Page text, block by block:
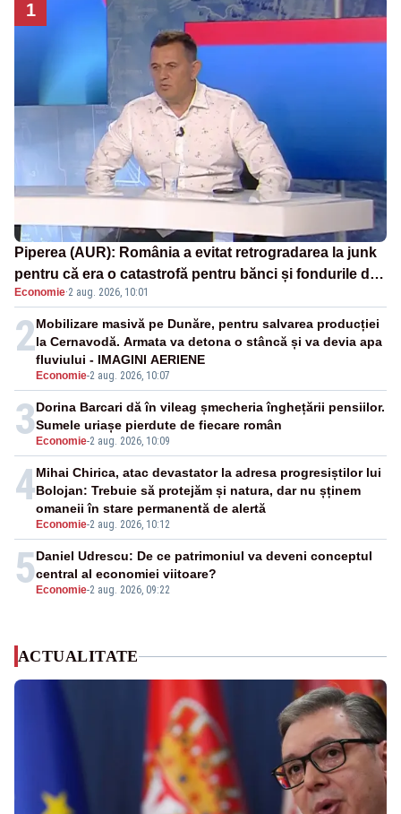
1
Piperea (AUR): România a evitat retrogradarea la junk
pentru că era o catastrofă pentru bănci și fondurile de
pensii
Economie·2 aug. 2026, 10:01
2
Economie-2 aug. 2026, 10:07
Mobilizare masivă pe Dunăre, pentru salvarea producției
la Cernavodă. Armata va detona o stâncă și va devia apa
fluviului - IMAGINI AERIENE
3 Economie-2 aug. 2026, 10:09
Dorina Barcari dă în vileag șmecheria înghețării pensiilor.
Sumele uriașe pierdute de fiecare român
4
Economie-2 aug. 2026, 10:12
Mihai Chirica, atac devastator la adresa progresiștilor lui
Bolojan: Trebuie să protejăm și natura, dar nu șținem
omaneii în stare permanentă de alertă
5 Economie-2 aug. 2026, 09:22
Daniel Udrescu: De ce patrimoniul va deveni conceptul
central al economiei viitoare?
ACTUALITATE